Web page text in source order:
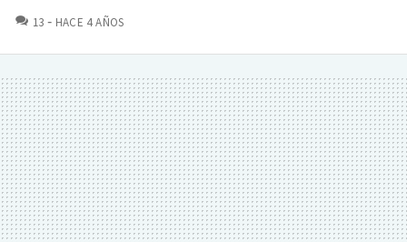
13 COMENTARIOS
HACE 4 AÑOS